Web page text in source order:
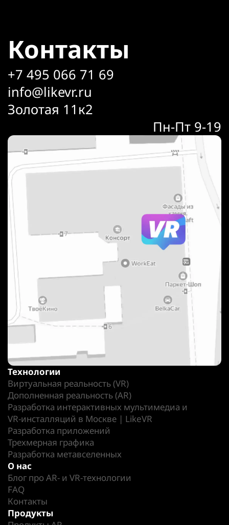
Контакты
+7 495 066 71 69
info@likevr.ru
Золотая 11к2
Пн-Пт 9-19
Технологии
Виртуальная реальность (VR)
Дополненная реальность (AR)
Разработка интерактивных мультимедиа и
VR-инсталляций в Москве | LikeVR
Разработка приложений
Трехмерная графика
Разработка метавселенных
О нас
Блог про AR- и VR-технологии
FAQ
Контакты
Продукты